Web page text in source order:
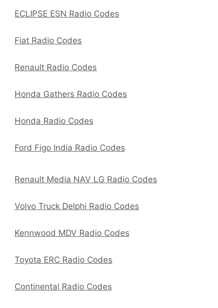
ECLIPSE ESN Radio Codes
Fiat Radio Codes
Renault Radio Codes
Honda Gathers Radio Codes
Honda Radio Codes
Ford Figo India Radio Codes
Renault Media NAV LG Radio Codes
Volvo Truck Delphi Radio Codes
Kennwood MDV Radio Codes
Toyota ERC Radio Codes
Continental Radio Codes